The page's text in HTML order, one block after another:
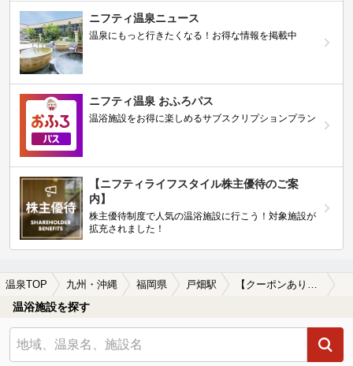
ニフティ温泉ニュース
温泉にもっと行きたくなる！お得な情報を掲載中
ニフティ温泉 おふろパス
温浴施設をお得に楽しめるサブスクリプションプラン
【ニフティライフスタイル株主優待のご案
内】
株主優待制度で人気の温浴施設に行こう！対象施設が
拡充されました！
温泉TOP 九州・沖縄 福岡県 戸畑駅 【クーポンあり】冷え性に効能がある戸畑駅近くの温泉、日帰り温泉、スーパー銭湯おすすめ
温浴施設を探す